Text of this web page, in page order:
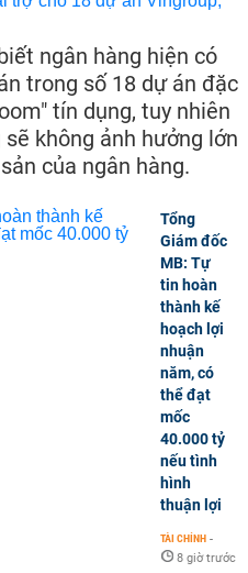
ngân hàng hiện có
trong số 18 dự án đặc
tín dụng, tuy nhiên
không ảnh hưởng lớn
của ngân hàng.
Tổng
Giám đốc
MB: Tự
tin hoàn
thành kế
hoạch lợi
nhuận
năm, có
thể đạt
mốc
40.000 tỷ
nếu tình
hình
thuận lợi
TÀI CHÍNH -
8 giờ trước